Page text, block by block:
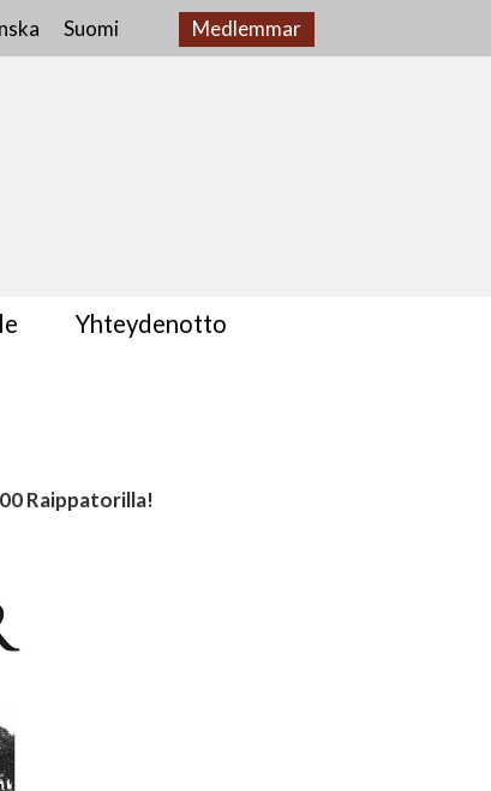
Suomi Medlemmar
Yhteydenotto
Raippatorilla!